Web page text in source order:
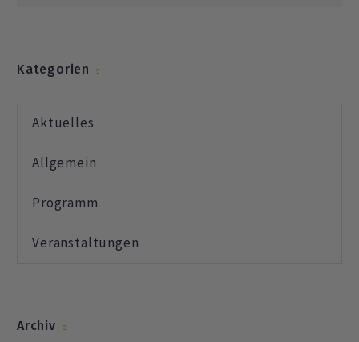
Kategorien
Aktuelles
Allgemein
Programm
Veranstaltungen
Archiv